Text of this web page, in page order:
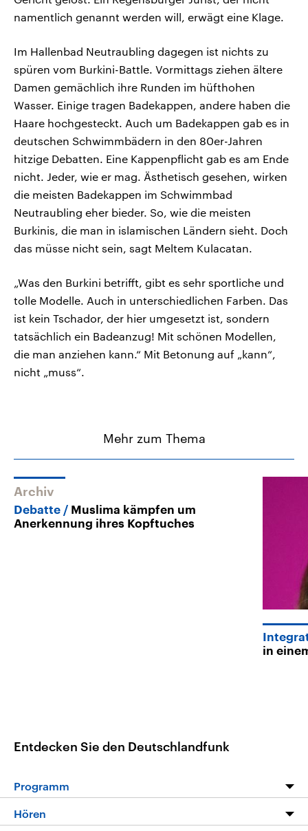
namentlich genannt werden will, erwägt eine Klage.
Im Hallenbad Neutraubling dagegen ist nichts zu
spüren vom Burkini-Battle. Vormittags ziehen ältere
Damen gemächlich ihre Runden im hüfthohen
Wasser. Einige tragen Badekappen, andere haben die
Haare hochgesteckt. Auch um Badekappen gab es in
deutschen Schwimmbädern in den 80er-Jahren
hitzige Debatten. Eine Kappenpflicht gab es am Ende
nicht. Jeder, wie er mag. Ästhetisch gesehen, wirken
die meisten Badekappen im Schwimmbad
Neutraubling eher bieder. So, wie die meisten
Burkinis, die man in islamischen Ländern sieht. Doch
das müsse nicht sein, sagt Meltem Kulacatan.
„Was den Burkini betrifft, gibt es sehr sportliche und
tolle Modelle. Auch in unterschiedlichen Farben. Das
ist kein Tschador, der hier umgesetzt ist, sondern
tatsächlich ein Badeanzug! Mit schönen Modellen,
die man anziehen kann.“ Mit Betonung auf „kann“,
nicht „muss“.
Mehr zum Thema
Archiv
Debatte
Muslima kämpfen um
Anerkennung ihres Kopftuches
in
Entdecken Sie den Deutschlandfunk
Programm
Programm
Hören